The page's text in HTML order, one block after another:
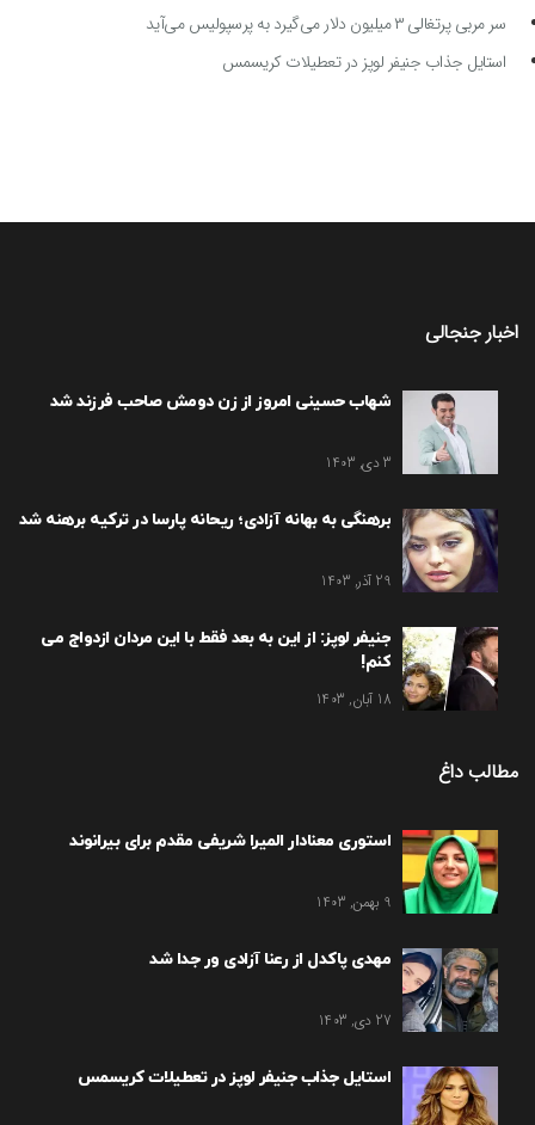
سر مربی پرتغالی ۳ میلیون دلار می‌گیرد به پرسپولیس می‌آید
استایل جذاب جنیفر لوپز در تعطیلات کریسمس
اخبار جنجالی
شهاب حسینی امروز از زن دومش صاحب فرزند شد
3 دی, 1403
برهنگی به بهانه آزادی؛ ریحانه پارسا در ترکیه برهنه شد
29 آذر, 1403
جنیفر لوپز: از این به بعد فقط با این مردان ازدواج می
کنم!
18 آبان, 1403
مطالب داغ
استوری معنادار المیرا شریفی مقدم برای بیرانوند
9 بهمن, 1403
مهدی پاکدل از رعنا آزادی ور جدا شد
27 دی, 1403
استایل جذاب جنیفر لوپز در تعطیلات کریسمس